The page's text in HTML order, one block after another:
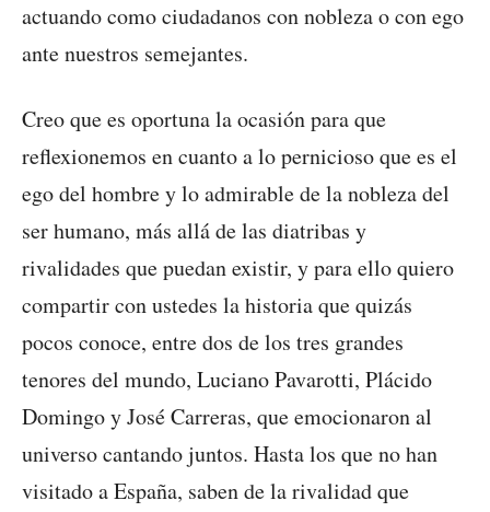
actuando como ciudadanos con nobleza o con ego
ante nuestros semejantes.
Creo que es oportuna la ocasión para que
reflexionemos en cuanto a lo pernicioso que es el
ego del hombre y lo admirable de la nobleza del
ser humano, más allá de las diatribas y
rivalidades que puedan existir, y para ello quiero
compartir con ustedes la historia que quizás
pocos conoce, entre dos de los tres grandes
tenores del mundo, Luciano Pavarotti, Plácido
Domingo y José Carreras, que emocionaron al
universo cantando juntos. Hasta los que no han
visitado a España, saben de la rivalidad que